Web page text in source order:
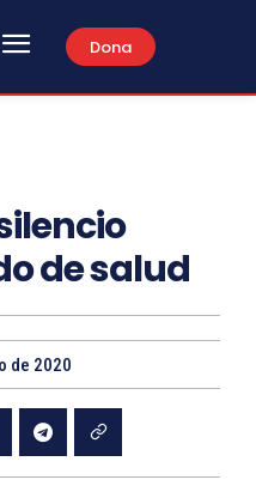
Dona
de salud
de 2020